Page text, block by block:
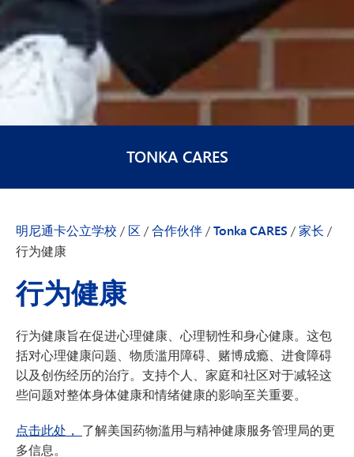
TONKA CARES
明尼通卡公立学校 / 区 /合作伙伴/Tonka CARES /家长 /
行为健康
行为健康
行为健康旨在促进心理健康、心理韧性和身心健康。这包
括对心理健康问题、物质滥用障碍、赌博成瘾、进食障碍
以及创伤经历的治疗。支持个人、家庭和社区对于减轻这
些问题对整体身体健康和情绪健康的影响至关重要。
点击此处， 了解美国药物滥用与精神健康服务管理局的更
多信息。